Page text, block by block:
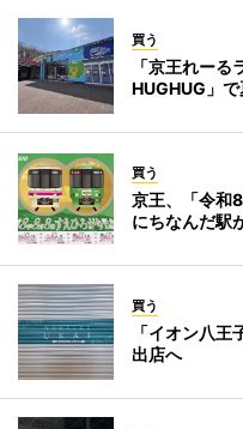
買う
「京王れー
HUGHUG」
買う
京王、「令和
にちなんだ駅
買う
「イオン八
出店へ